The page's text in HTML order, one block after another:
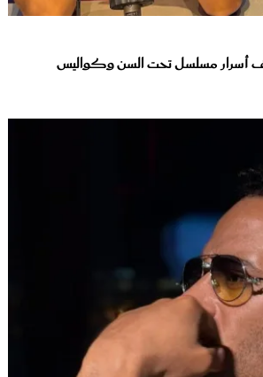
مسلسل تحت السن وكواليس